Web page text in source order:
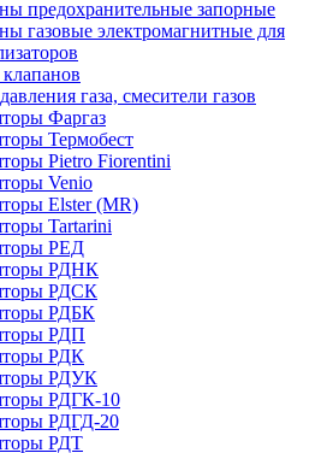
предохранительные запорные
газовые электромагнитные для
газа, смесители газов
Фаргаз
Термобест
Pietro Fiorentini
Venio
Elster (MR)
Tartarini
РЕД
РДНК
РДСК
РДБК
РДП
РДК
РДУК
РДГК-10
РДГД-20
РДТ